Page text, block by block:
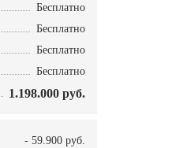
Бесплатно
Бесплатно
Бесплатно
Бесплатно
1.198.000 руб.
- 59.900 руб.